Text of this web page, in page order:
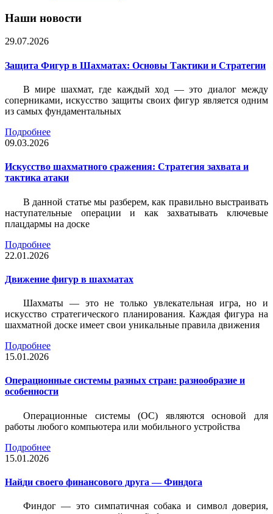
Наши новости
29.07.2026
Защита Фигур в Шахматах: Основы Тактики и Стратегии
В мире шахмат, где каждый ход — это диалог между
соперниками, искусство защиты своих фигур является одним
из самых фундаментальных
Подробнее
09.03.2026
Искусство шахматного сражения: Стратегия захвата и
тактика атаки
В данной статье мы разберем, как правильно выстраивать
наступательные операции и как захватывать ключевые
плацдармы на доске
Подробнее
22.01.2026
Движение фигур в шахматах
Шахматы — это не только увлекательная игра, но и
искусство стратегического планирования. Каждая фигура на
шахматной доске имеет свои уникальные правила движения
Подробнее
15.01.2026
Операционные системы разных стран: разнообразие и
особенности
Операционные системы (ОС) являются основой для
работы любого компьютера или мобильного устройства
Подробнее
15.01.2026
Найди своего финансового друга — Финдога
Финдог — это симпатичная собака и символ доверия,